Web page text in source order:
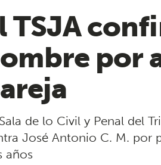
TSJA
por
de lo Civil y Penal del
José Antonio C. M. por
años